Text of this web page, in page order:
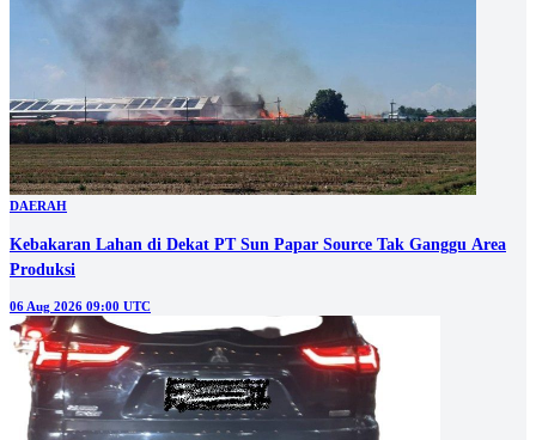
DAERAH
Kebakaran Lahan di Dekat PT Sun Papar Source Tak Ganggu Area
Produksi
06 Aug 2026 09:00 UTC